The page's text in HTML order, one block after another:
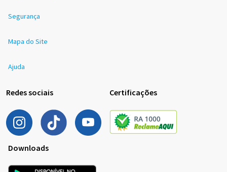
Segurança
Mapa do Site
Ajuda
Redes sociais Certificações
Downloads